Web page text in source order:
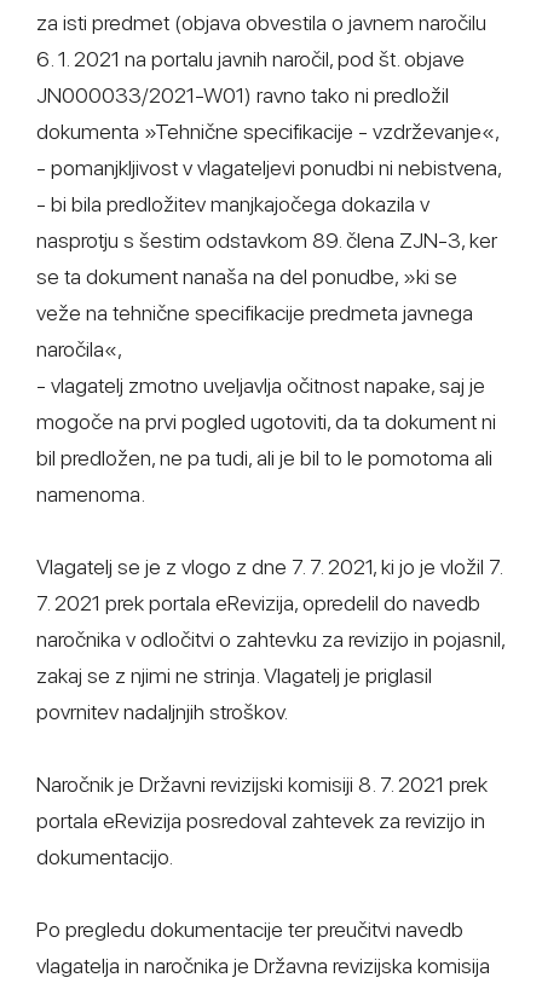
za isti predmet (objava obvestila o javnem naročilu
6. 1. 2021 na portalu javnih naročil, pod št. objave
JN000033/2021-W01) ravno tako ni predložil
dokumenta »Tehnične specifikacije - vzdrževanje«,
- pomanjkljivost v vlagateljevi ponudbi ni nebistvena,
- bi bila predložitev manjkajočega dokazila v
nasprotju s šestim odstavkom 89. člena ZJN-3, ker
se ta dokument nanaša na del ponudbe, »ki se
veže na tehnične specifikacije predmeta javnega
naročila«,
- vlagatelj zmotno uveljavlja očitnost napake, saj je
mogoče na prvi pogled ugotoviti, da ta dokument ni
bil predložen, ne pa tudi, ali je bil to le pomotoma ali
namenoma.
Vlagatelj se je z vlogo z dne 7. 7. 2021, ki jo je vložil 7.
7. 2021 prek portala eRevizija, opredelil do navedb
naročnika v odločitvi o zahtevku za revizijo in pojasnil,
zakaj se z njimi ne strinja. Vlagatelj je priglasil
povrnitev nadaljnjih stroškov.
Naročnik je Državni revizijski komisiji 8. 7. 2021 prek
portala eRevizija posredoval zahtevek za revizijo in
dokumentacijo.
Po pregledu dokumentacije ter preučitvi navedb
vlagatelja in naročnika je Državna revizijska komisija